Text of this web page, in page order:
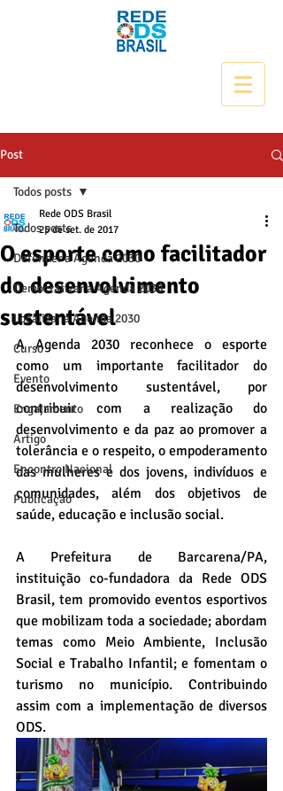
Post
Todos posts
Defender a Agenda 2030
Democratizar a Agenda 2030
Localizar a Agenda 2030
Curso
Evento
Engajamento
Artigo
Encontro Nacional
Publicação
Todos posts
O esporte como facilitador
do desenvolvimento
sustentável
Rede ODS Brasil
25 de set. de 2017
A Agenda 2030 reconhece o esporte
como um importante facilitador do
desenvolvimento sustentável, por
contribuir com a realização do
desenvolvimento e da paz ao promover a
tolerância e o respeito, o empoderamento
das mulheres e dos jovens, indivíduos e
comunidades, além dos objetivos de
saúde, educação e inclusão social.
A Prefeitura de Barcarena/PA,
instituição co-fundadora da Rede ODS
Brasil, tem promovido eventos esportivos
que mobilizam toda a sociedade; abordam
temas como Meio Ambiente, Inclusão
Social e Trabalho Infantil; e fomentam o
turismo no município. Contribuindo
assim com a implementação de diversos
ODS.